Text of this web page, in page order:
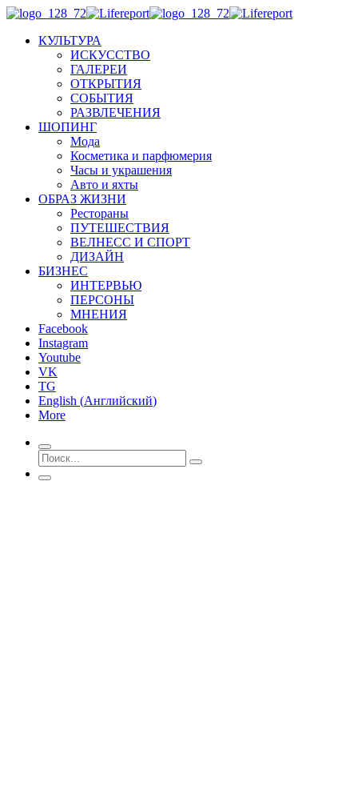
КУЛЬТУРА
ИСКУССТВО
ГАЛЕРЕИ
ОТКРЫТИЯ
СОБЫТИЯ
РАЗВЛЕЧЕНИЯ
ШОПИНГ
Мода
Косметика и парфюмерия
Часы и украшения
Авто и яхты
ОБРАЗ ЖИЗНИ
Рестораны
ПУТЕШЕСТВИЯ
ВЕЛНЕСС И СПОРТ
ДИЗАЙН
БИЗНЕС
ИНТЕРВЬЮ
ПЕРСОНЫ
МНЕНИЯ
Facebook
Instagram
Youtube
VK
TG
English (Английский)
More